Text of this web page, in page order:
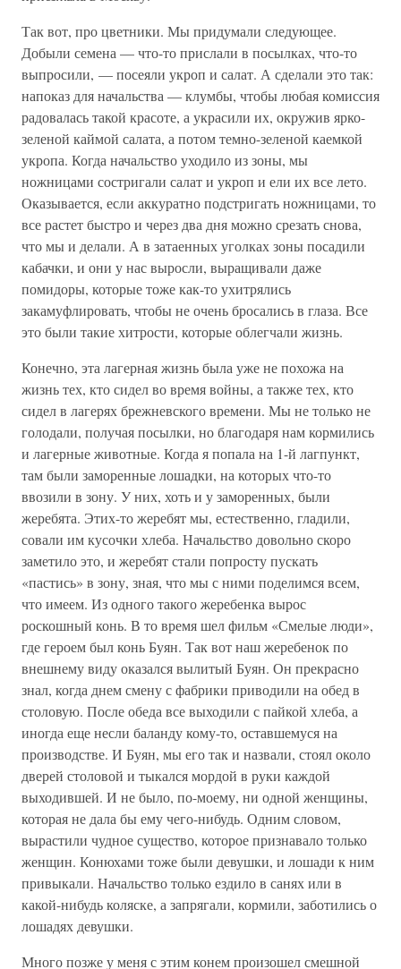
Так вот, про цветники. Мы придумали следующее.
Добыли семена — что-то прислали в посылках, что-то
выпросили, — посеяли укроп и салат. А сделали это так:
напоказ для начальства — клумбы, чтобы любая комиссия
радовалась такой красоте, а украсили их, окружив ярко-
зеленой каймой салата, а потом темно-зеленой каемкой
укропа. Когда начальство уходило из зоны, мы
ножницами состригали салат и укроп и ели их все лето.
Оказывается, если аккуратно подстригать ножницами, то
все растет быстро и через два дня можно срезать снова,
что мы и делали. А в затаенных уголках зоны посадили
кабачки, и они у нас выросли, выращивали даже
помидоры, которые тоже как-то ухитрялись
закамуфлировать, чтобы не очень бросались в глаза. Все
это были такие хитрости, которые облегчали жизнь.
Конечно, эта лагерная жизнь была уже не похожа на
жизнь тех, кто сидел во время войны, а также тех, кто
сидел в лагерях брежневского времени. Мы не только не
голодали, получая посылки, но благодаря нам кормились
и лагерные животные. Когда я попала на 1-й лагпункт,
там были заморенные лошадки, на которых что-то
ввозили в зону. У них, хоть и у заморенных, были
жеребята. Этих-то жеребят мы, естественно, гладили,
совали им кусочки хлеба. Начальство довольно скоро
заметило это, и жеребят стали попросту пускать
«пастись» в зону, зная, что мы с ними поделимся всем,
что имеем. Из одного такого жеребенка вырос
роскошный конь. В то время шел фильм «Смелые люди»,
где героем был конь Буян. Так вот наш жеребенок по
внешнему виду оказался вылитый Буян. Он прекрасно
знал, когда днем смену с фабрики приводили на обед в
столовую. После обеда все выходили с пайкой хлеба, а
иногда еще несли баланду кому-то, оставшемуся на
производстве. И Буян, мы его так и назвали, стоял около
дверей столовой и тыкался мордой в руки каждой
выходившей. И не было, по-моему, ни одной женщины,
которая не дала бы ему чего-нибудь. Одним словом,
вырастили чудное существо, которое признавало только
женщин. Конюхами тоже были девушки, и лошади к ним
привыкали. Начальство только ездило в санях или в
какой-нибудь коляске, а запрягали, кормили, заботились о
лошадях девушки.
Много позже у меня с этим конем произошел смешной